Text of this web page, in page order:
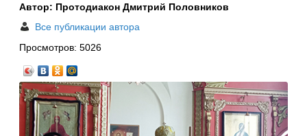
Автор: Протодиакон Дмитрий Половников
Все публикации автора
Просмотров: 5026